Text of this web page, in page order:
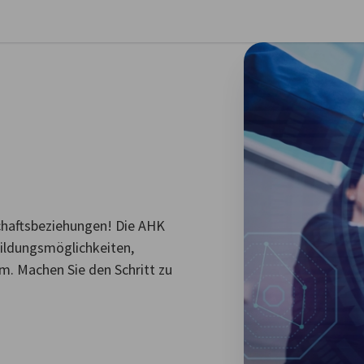
Die AHK
Machen Sie den Schritt zu